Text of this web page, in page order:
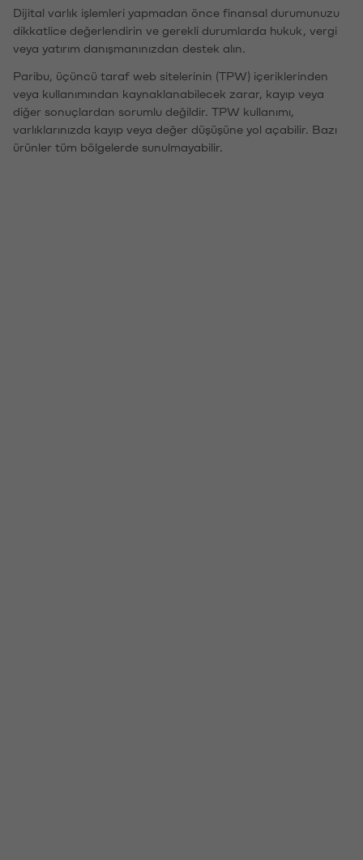
Dijital varlık işlemleri yapmadan önce finansal durumunuzu
dikkatlice değerlendirin ve gerekli durumlarda hukuk, vergi
veya yatırım danışmanınızdan destek alın.
Paribu, üçüncü taraf web sitelerinin (TPW) içeriklerinden
veya kullanımından kaynaklanabilecek zarar, kayıp veya
diğer sonuçlardan sorumlu değildir. TPW kullanımı,
varlıklarınızda kayıp veya değer düşüşüne yol açabilir. Bazı
ürünler tüm bölgelerde sunulmayabilir.